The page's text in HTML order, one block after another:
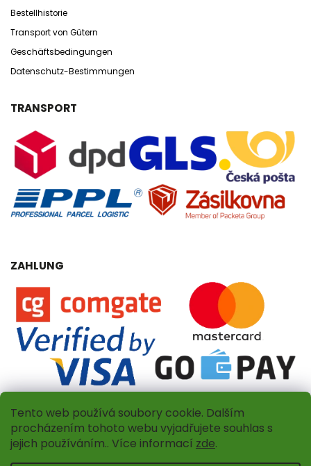
Tento web používá soubory cookie. Dalším
procházením tohoto webu vyjadřujete souhlas s
jejich používáním.. Více informací zde.
Bestellhistorie
Transport von Gütern
Geschäftsbedingungen
Datenschutz-Bestimmungen
TRANSPORT
ZAHLUNG
Copyright 2026Dřevěný obchůdek. Alle Rechte